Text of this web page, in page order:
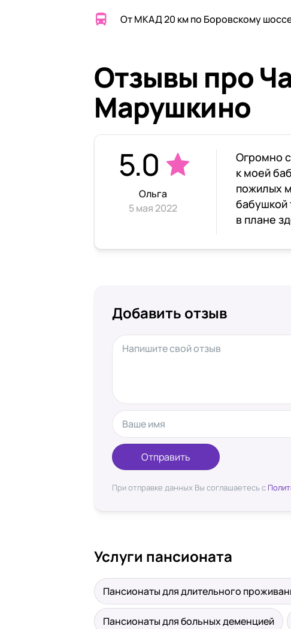
От МКАД 20 км по Боровскому
Отзывы про
Марушкино
5.0
Ольга
5 мая 2022
Огромно
к моей
пожилых
бабушкой
в плане
Добавить отзыв
Отправить
При отправке данных Вы соглашаетесь с
Услуги пансионата
Пансионаты для длительного
Пансионаты для больных деменцией